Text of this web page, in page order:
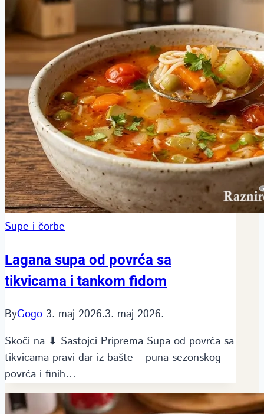
Supe i čorbe
Lagana supa od povrća sa
tikvicama i tankom fidom
ByGogo 3. maj 2026.3. maj 2026.
Skoči na ⬇ Sastojci Priprema Supa od povrća sa
tikvicama pravi dar iz bašte – puna sezonskog
povrća i finih…